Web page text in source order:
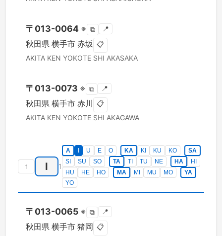
〒 013-0064 ※ ⧉ 📍
秋田県 横手市 赤坂 📋
AKITA KEN YOKOTE SHI AKASAKA
〒 013-0073 ※ ⧉ 📍
秋田県 横手市 赤川 📋
AKITA KEN YOKOTE SHI AKAGAWA
↑ I 1
A U E O KA KI KU KO
SA
SI
SU SO TA TI TU NE HA
HI
HU
HE HO MA MI MU MO
YA
YO
〒 013-0065 ※ ⧉ 📍
秋田県 横手市 猪岡 📋